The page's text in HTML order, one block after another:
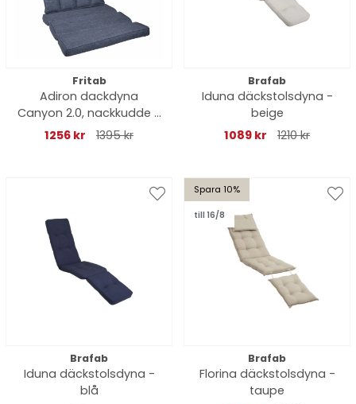
Fritab
Adiron dackdyna
Canyon 2.0, nackkudde -
indigo
1256 kr 1395 kr
Brafab
Iduna däckstolsdyna -
beige
1089 kr
1210 kr
Brafab
Iduna däckstolsdyna -
blå
Spara 10%
till 16/8
Brafab
Florina däckstolsdyna -
taupe